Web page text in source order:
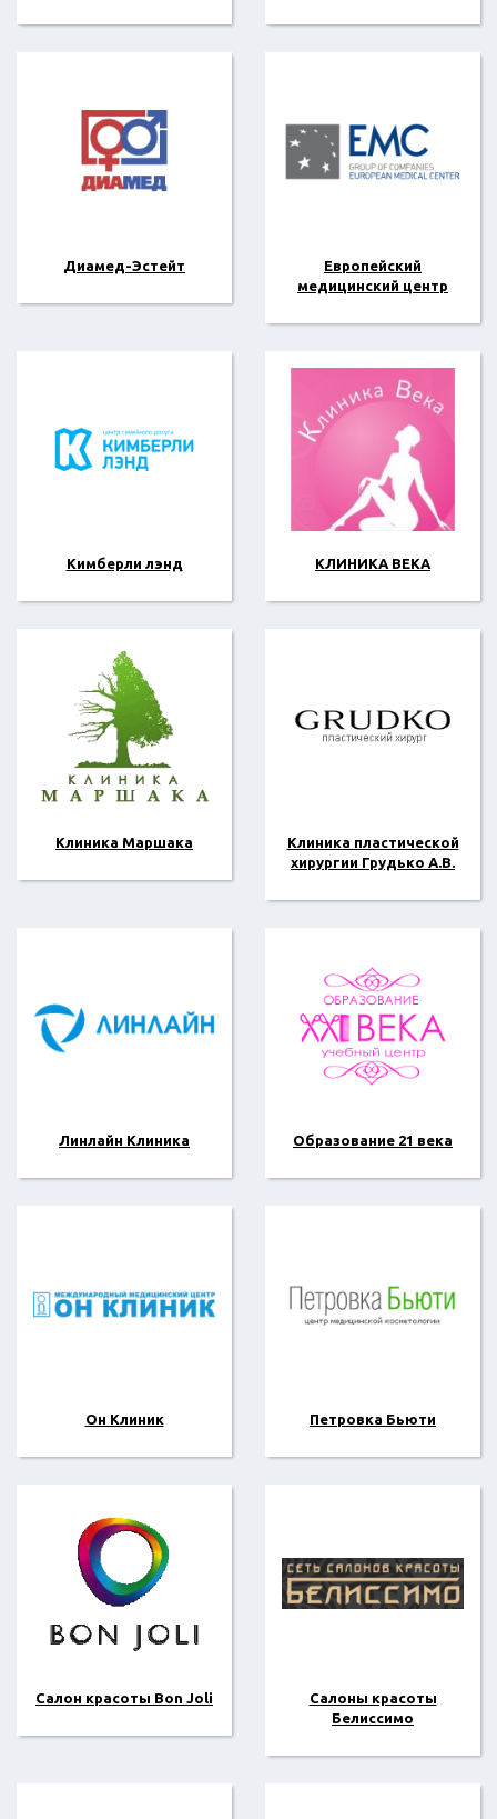
Диамед-Эстейт
Европейский
медицинский центр
Кимберли лэнд КЛИНИКА ВЕКА
Клиника Маршака
Клиника пластической
хирургии Грудько А.В.
Линлайн Клиника Образование 21 века
Он Клиник Петровка Бьюти
Салон красоты Bon Joli
Салоны красоты
Белиссимо